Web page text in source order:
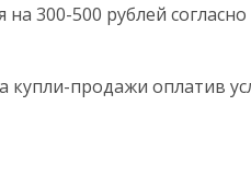
300-500 рублей
продажи оплатив